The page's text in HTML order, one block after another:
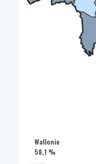
Wallonie
58,1 %